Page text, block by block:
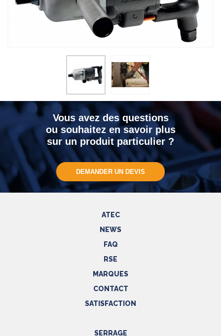
Vous avez des questions
ou souhaitez en savoir plus
sur un produit particulier ?
DEMANDER UN DEVIS
ATEC
NEWS
FAQ
RSE
MARQUES
CONTACT
SATISFACTION
SERRAGE